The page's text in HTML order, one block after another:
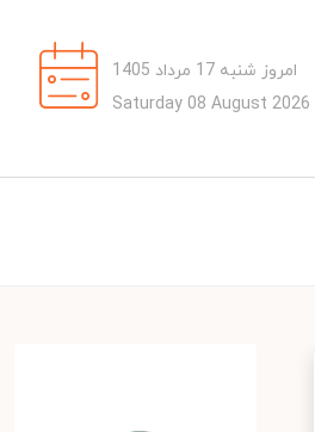
امروز شنبه 17 مرداد 1405
Saturday 08 August 2026